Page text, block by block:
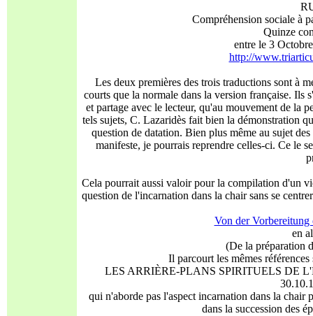
Compréhension sociale à
Quinze
entre le 3
http://
Les deux premières des trois traductions sont à
courts que la normale dans la version française. Ils
et partage avec le lecteur, qu'au mouvement de la
tels sujets, C. Lazaridès fait bien la démonstration
question de datation. Bien plus même au sujet
manifeste, je pourrais reprendre celles-ci. Ce le
Cela pourrait aussi valoir pour la compilation d'un
question de l'incarnation dans la chair sans se
Von der
en
(De la préparation
Il parcourt les mêmes
LES ARRIÈRE-PLANS SPIRITUELS DE
qui n'aborde pas l'aspect incarnation dans la
dans la succession des